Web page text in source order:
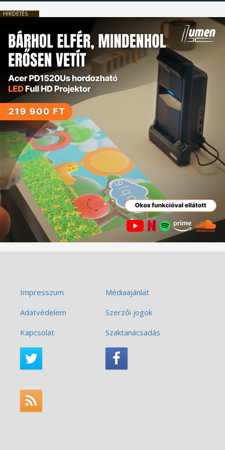
HIRDETÉS
Impresszum
Médiaajánlat
Adatvédelem
Szerzői jogok
Kapcsolat
Szaktanácsadás